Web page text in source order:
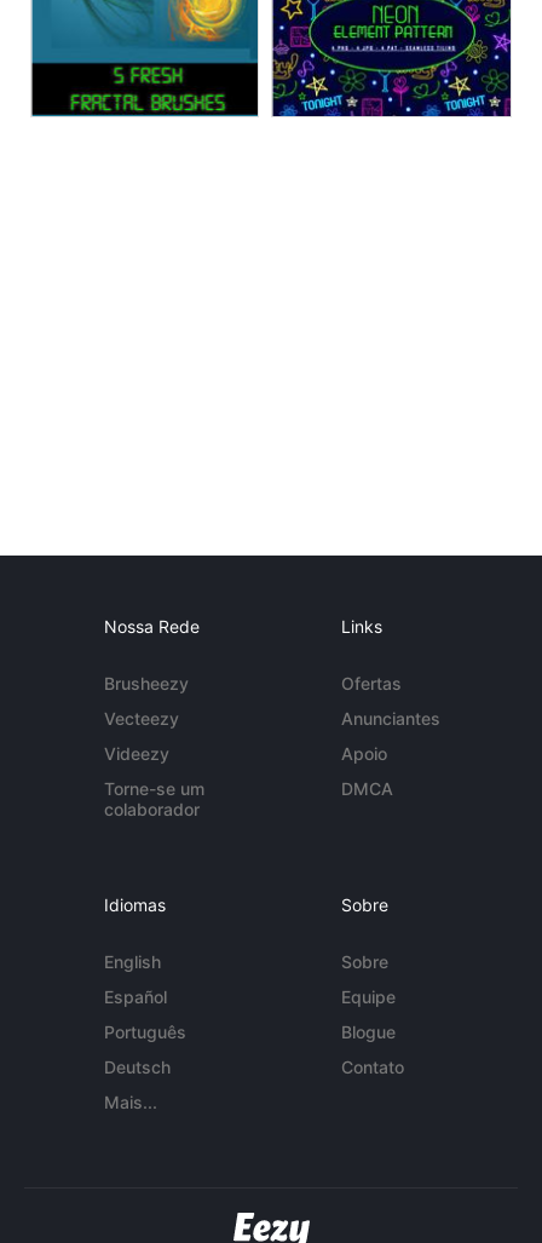
Nossa Rede
Brusheezy
Vecteezy
Videezy
Torne-se um
colaborador
Links
Ofertas
Anunciantes
Apoio
DMCA
Idiomas
English
Español
Português
Deutsch
Mais...
Sobre
Sobre
Equipe
Blogue
Contato